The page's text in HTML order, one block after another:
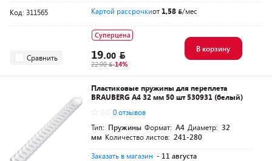
Код: 311565 Картой рассрочкиот 1,58 /мес
Сравнить
Суперцена
19.00
22.00 -14%
В корзину
Пластиковые пружины для переплета
BRAUBERG A4 32 мм 50 шт 530931 (белый)
0 отзывов
Тип: Пружины Формат: A4 Диаметр: 32
мм Количество листов: 241-280
Заказать в магазин - 11 августа